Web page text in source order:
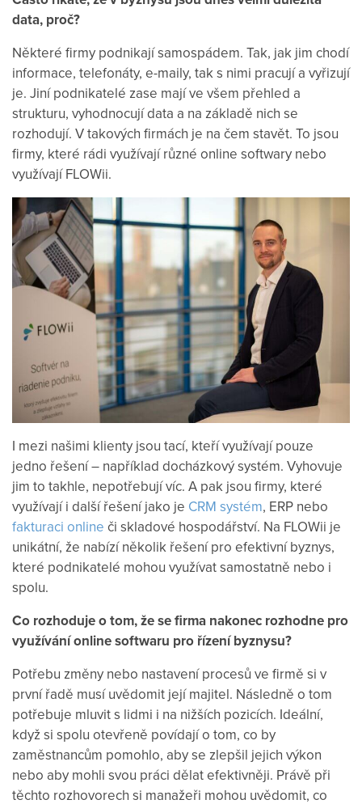
data, proč?
Některé firmy podnikají samospádem. Tak, jak jim chodí
informace, telefonáty, e-maily, tak s nimi pracují a vyřizují
je. Jiní podnikatelé zase mají ve všem přehled a
strukturu, vyhodnocují data a na základě nich se
rozhodují. V takových firmách je na čem stavět. To jsou
firmy, které rádi využívají různé online softwary nebo
využívají FLOWii.
I mezi našimi klienty jsou tací, kteří využívají pouze
jedno řešení – například docházkový systém. Vyhovuje
jim to takhle, nepotřebují víc. A pak jsou firmy, které
využívají i další řešení jako je CRM systém, ERP nebo
fakturaci online či skladové hospodářství. Na FLOWii je
unikátní, že nabízí několik řešení pro efektivní byznys,
které podnikatelé mohou využívat samostatně nebo i
spolu.
Co rozhoduje o tom, že se firma nakonec rozhodne pro
využívání online softwaru pro řízení byznysu?
Potřebu změny nebo nastavení procesů ve firmě si v
první řadě musí uvědomit její majitel. Následně o tom
potřebuje mluvit s lidmi i na nižších pozicích. Ideální,
když si spolu otevřeně povídají o tom, co by
zaměstnancům pomohlo, aby se zlepšil jejich výkon
nebo aby mohli svou práci dělat efektivněji. Právě při
těchto rozhovorech si manažeři mohou uvědomit, co